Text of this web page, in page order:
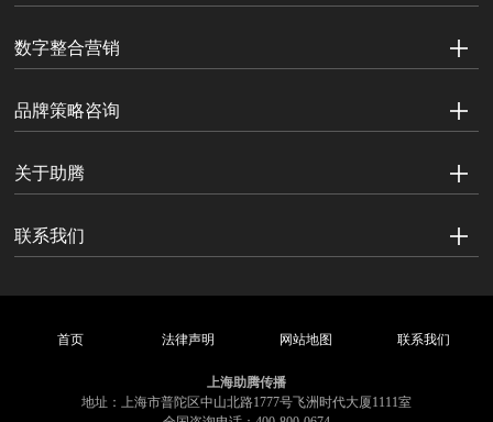
数字整合营销
品牌策略咨询
关于助腾
联系我们
首页 法律声明 网站地图 联系我们
上海助腾传播
地址：上海市普陀区中山北路1777号飞洲时代大厦1111室